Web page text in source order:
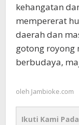
kehangatan
mempererat
daerah dan
gotong royong
berbudaya,
oleh Jambioke.com
Ikuti Kami Pada